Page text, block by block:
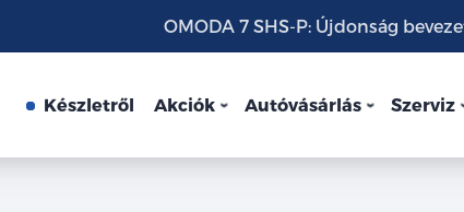
OMODA 7 SHS-P: Újdonság
Készletről Akciók Autóvásárlás Szerviz